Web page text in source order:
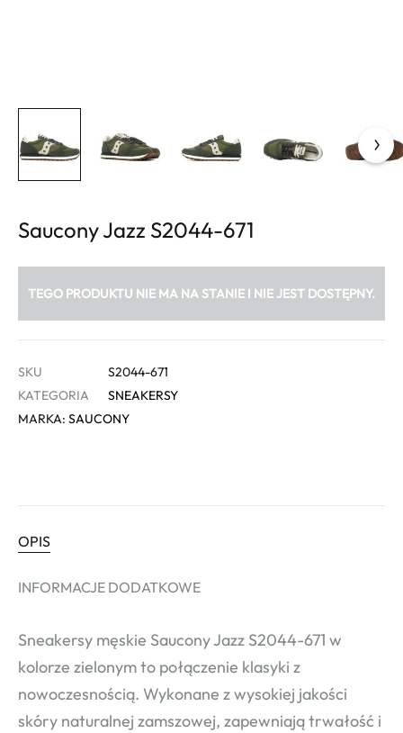
Saucony Jazz S2044-671
TEGO PRODUKTU NIE MA NA STANIE I NIE JEST DOSTĘPNY.
SKU
S2044-671
KATEGORIA
SNEAKERSY
MARKA: SAUCONY
OPIS
INFORMACJE DODATKOWE
Sneakersy męskie Saucony Jazz S2044-671 w
kolorze zielonym to połączenie klasyki z
nowoczesnością. Wykonane z wysokiej jakości
skóry naturalnej zamszowej, zapewniają trwałość i